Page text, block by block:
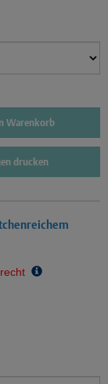
Warenkorb
drucken